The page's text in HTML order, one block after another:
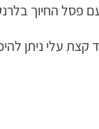
פסל החיוך
קצת עלי ניתן